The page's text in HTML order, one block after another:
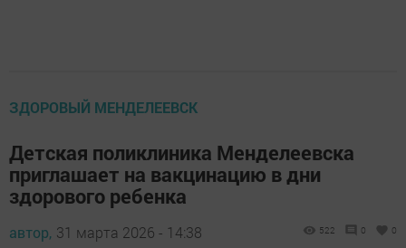
ЗДОРОВЫЙ МЕНДЕЛЕЕВСК
Детская поликлиника Менделеевска
приглашает на вакцинацию в дни
здорового ребенка
автор, 31 марта 2026 - 14:38 522 0 0